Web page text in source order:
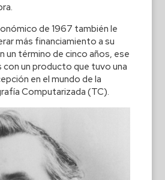
de 1967 también le
más financiamiento a su
un término de cinco años, ese
un producto que tuvo una
en el mundo de la
Computarizada (TC).